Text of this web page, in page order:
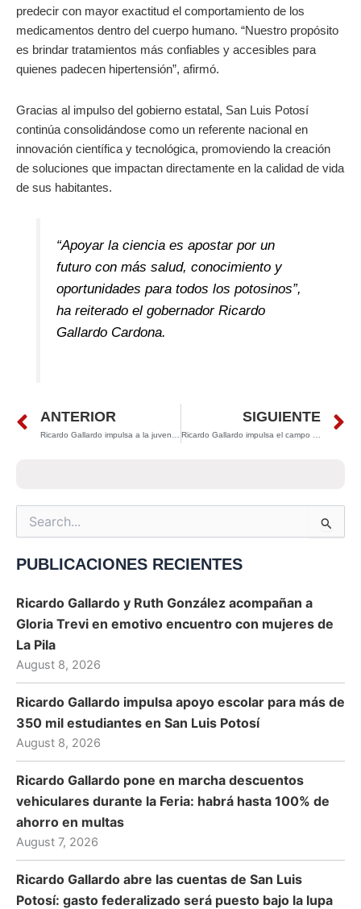
predecir con mayor exactitud el comportamiento de los
medicamentos dentro del cuerpo humano. “Nuestro propósito
es brindar tratamientos más confiables y accesibles para
quienes padecen hipertensión”, afirmó.
Gracias al impulso del gobierno estatal, San Luis Potosí
continúa consolidándose como un referente nacional en
innovación científica y tecnológica, promoviendo la creación
de soluciones que impactan directamente en la calidad de vida
de sus habitantes.
“Apoyar la ciencia es apostar por un
futuro con más salud, conocimiento y
oportunidades para todos los potosinos”,
ha reiterado el gobernador Ricardo
Gallardo Cardona.
Prev
ANTERIOR SIGUIENTE
Search
for:
PUBLICACIONES RECIENTES
Ricardo Gallardo y Ruth González acompañan a
Gloria Trevi en emotivo encuentro con mujeres de
La Pila
August 8, 2026
Ricardo Gallardo impulsa apoyo escolar para más de
350 mil estudiantes en San Luis Potosí
August 8, 2026
Ricardo Gallardo pone en marcha descuentos
vehiculares durante la Feria: habrá hasta 100% de
ahorro en multas
August 7, 2026
Ricardo Gallardo abre las cuentas de San Luis
Potosí: gasto federalizado será puesto bajo la lupa